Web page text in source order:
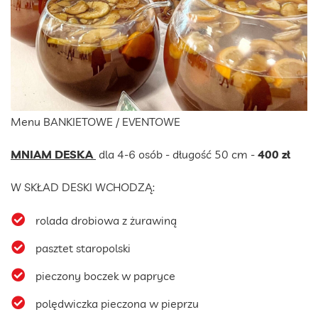
Menu BANKIETOWE / EVENTOWE
MNIAM DESKA dla 4-6 osób - długość 50 cm - 400 zł
W SKŁAD DESKI WCHODZĄ:
rolada drobiowa z żurawiną
pasztet staropolski
pieczony boczek w papryce
polędwiczka pieczona w pieprzu